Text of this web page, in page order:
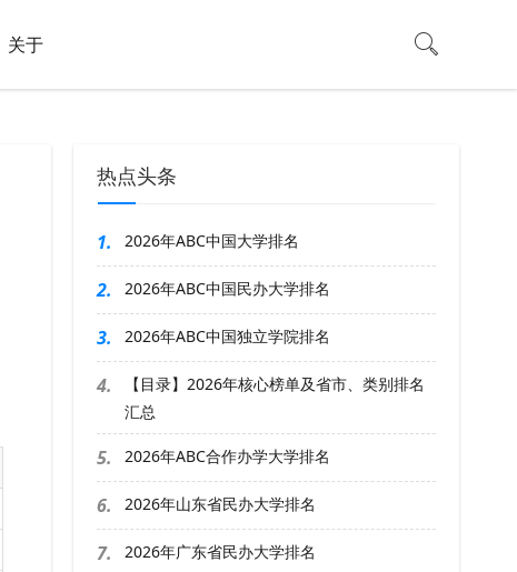
关于
热点头条
1. 2026年ABC中国大学排名
2. 2026年ABC中国民办大学排名
3. 2026年ABC中国独立学院排名
4.
【目录】2026年核心榜单及省市、类别排名
汇总
5. 2026年ABC合作办学大学排名
6. 2026年山东省民办大学排名
7. 2026年广东省民办大学排名